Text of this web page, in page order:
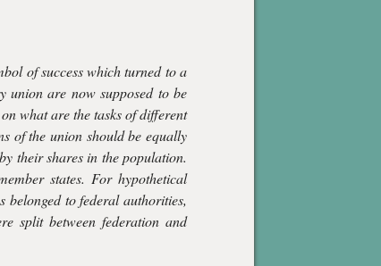
of success which turned to a
union are now supposed to be
what are the tasks of different
of the union should be equally
their shares in the population.
states. For hypothetical
belonged to federal authorities,
split between federation and